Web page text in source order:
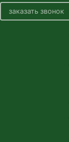
заказать звонок